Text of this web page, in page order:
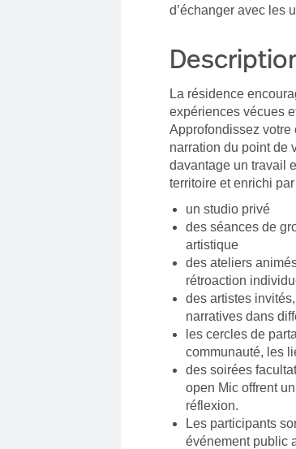
d’échanger avec les
La résidence
expériences vécues
Approfondissez votre
narration du point de
davantage un travail
territoire et enrichi
un studio privé
des séances de
artistique
des ateliers
rétroaction
des artistes
narratives dans
les cercles de
communauté, les
des soirées
open Mic offrent
réflexion.
Les participants
événement public